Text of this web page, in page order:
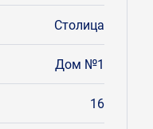
Столица
Дом №1
16